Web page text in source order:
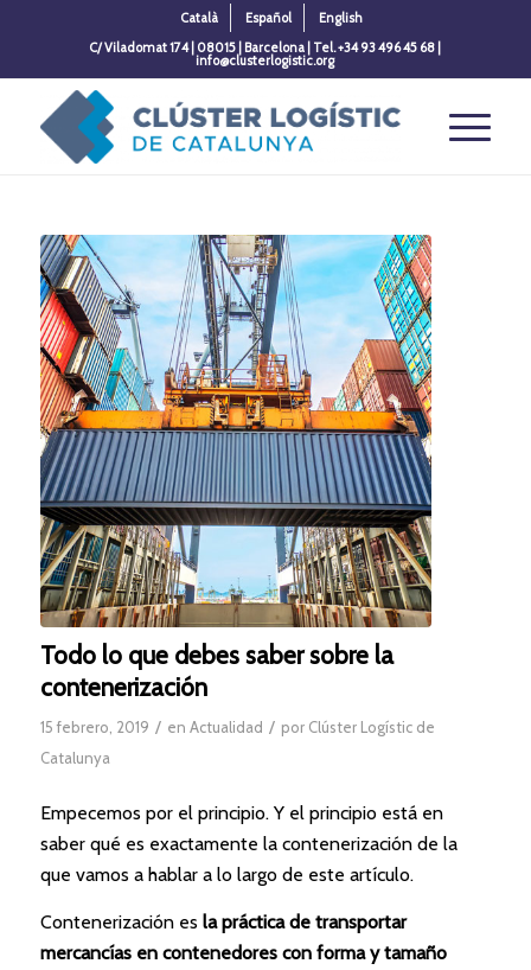
Català Español
English
C/ Viladomat 174 | 08015 | Barcelona | Tel. +34 93 496 45 68 |
info@clusterlogistic.org
Todo lo que debes saber sobre la
contenerización
15 febrero, 2019 / en Actualidad / por Clúster Logístic de
Catalunya
Empecemos por el principio. Y el principio está en
saber qué es exactamente la contenerización de la
que vamos a hablar a lo largo de este artículo.
Contenerización es la práctica de transportar
mercancías en contenedores con forma y tamaño